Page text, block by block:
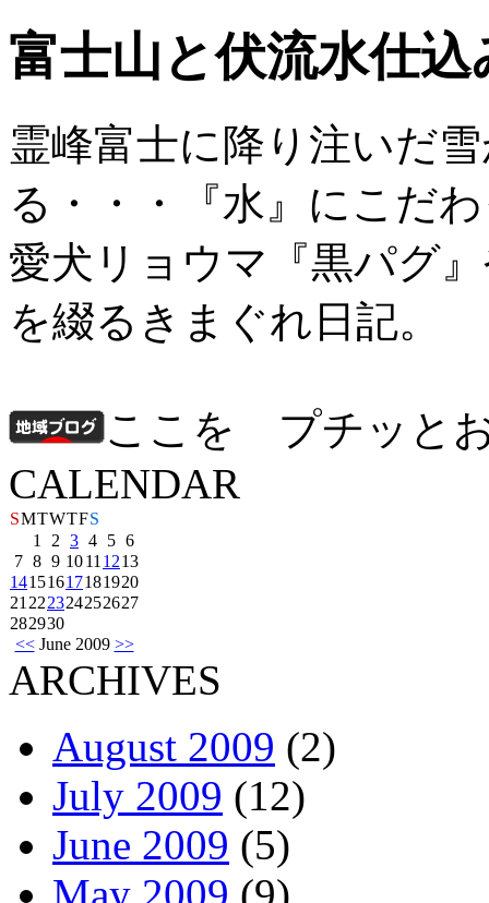
富士山と伏流水仕
霊峰富士に降り注いだ
る・・・『水』にこだ
愛犬リョウマ『黒パグ
を綴るきまぐれ日記。
ここを プチッと
CALENDAR
SMTWTFS
1
2 3 4 5 6
7 8 9 1011 1213
14151617181920
21 222324252627
282930
<<June 2009 >>
ARCHIVES
August 2009 (2)
July 2009 (12)
June 2009 (5)
May 2009 (9)